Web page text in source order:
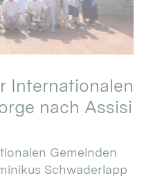
Internationalen
nach Assisi
Gemeinden
Schwaderlapp